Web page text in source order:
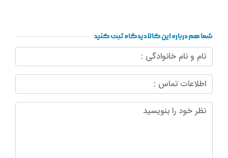
شما هم درباره این کالا دیدگاه ثبت کنید